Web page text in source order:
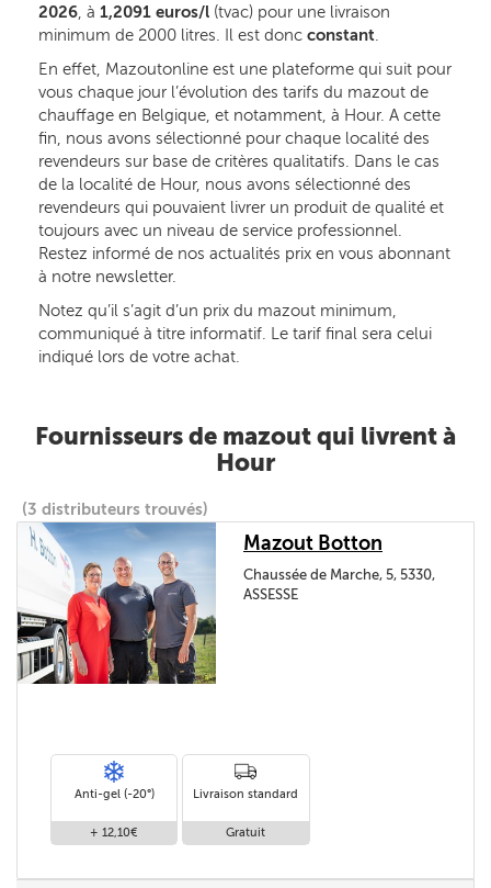
2026, à 1,2091 euros/l (tvac) pour une livraison
minimum de 2000 litres. Il est donc constant.
En effet, Mazoutonline est une plateforme qui suit pour
vous chaque jour l’évolution des tarifs du mazout de
chauffage en Belgique, et notamment, à Hour. A cette
fin, nous avons sélectionné pour chaque localité des
revendeurs sur base de critères qualitatifs. Dans le cas
de la localité de Hour, nous avons sélectionné des
revendeurs qui pouvaient livrer un produit de qualité et
toujours avec un niveau de service professionnel.
Restez informé de nos actualités prix en vous abonnant
à notre newsletter.
Notez qu’il s’agit d’un prix du mazout minimum,
communiqué à titre informatif. Le tarif final sera celui
indiqué lors de votre achat.
Fournisseurs de mazout qui livrent à
Hour
(3 distributeurs trouvés)
Mazout Botton
Chaussée de Marche, 5, 5330,
ASSESSE
Anti-gel (-20°)
+ 12,10€
Livraison standard
Gratuit